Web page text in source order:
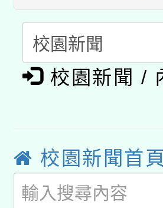
暨閱讀推動
科技賦能─
礎課程
A3數位素養
「數位內容
薪期間赴陸
業技術研究
115年8月
2026年桃園
校園新聞 /
校園新聞首